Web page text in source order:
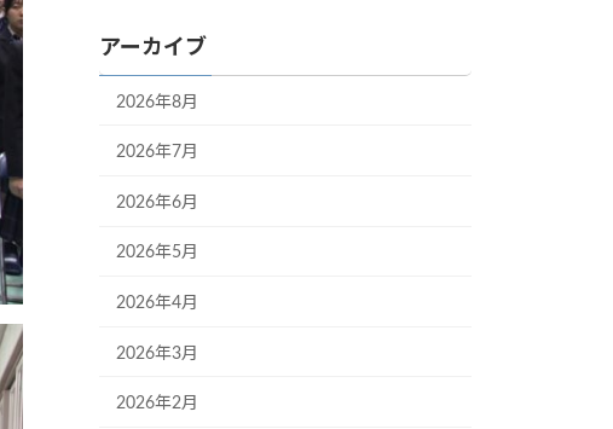
アーカイブ
2026年8月
2026年7月
2026年6月
2026年5月
2026年4月
2026年3月
2026年2月